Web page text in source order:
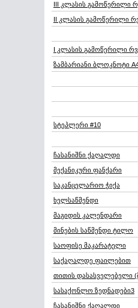
III კლასის გამოწერილი
II კლასის გამოწერილი
I კლასის გამოწერილი
ზამბარიანი ბლოკნოტი
სტეპლერი #10
ჩასანიშნი ქაღალდი
მექანიკური ფანქარი
საკანცელარიო ჭიქა
ხელსაწმენდი
მაგიდის კალენდარი
მინების საწმენდი ტილო
საოფისე მაკარატელი
საქაღალდე ფაილებით
თითის დასასველებელი
სასაქონლო ზედნადები3
ჩასანიშნი ქაღალდი